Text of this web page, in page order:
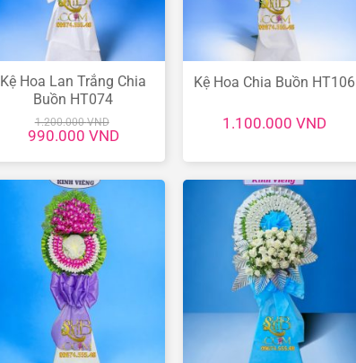
Kệ Hoa Lan Trắng Chia
Buồn HT074
1.200.000VND
Giá
gốc
là:
990.000 VNDGiá
tại
990.000 VND.
Kệ Hoa Chia Buồn HT106
1.100.000VND